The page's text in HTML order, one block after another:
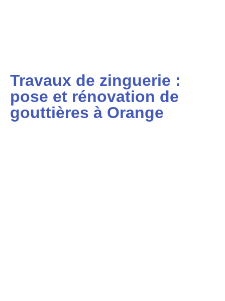
Travaux de zinguerie :
pose et rénovation de
gouttières à Orange